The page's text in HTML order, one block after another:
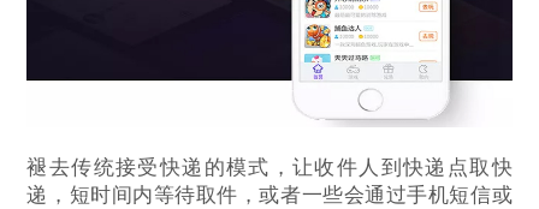
褪去传统接受快递的模式，让收件人到快递点取快
递，短时间内等待取件，或者一些会通过手机短信或